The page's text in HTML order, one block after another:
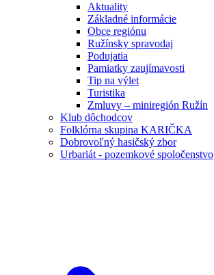
Aktuality
Základné informácie
Obce regiónu
Ružínsky spravodaj
Podujatia
Pamiatky zaujímavosti
Tip na výlet
Turistika
Zmluvy – miniregión Ružín
Klub dôchodcov
Folklórna skupina KARIČKA
Dobrovoľný hasičský zbor
Urbariát - pozemkové spoločenstvo